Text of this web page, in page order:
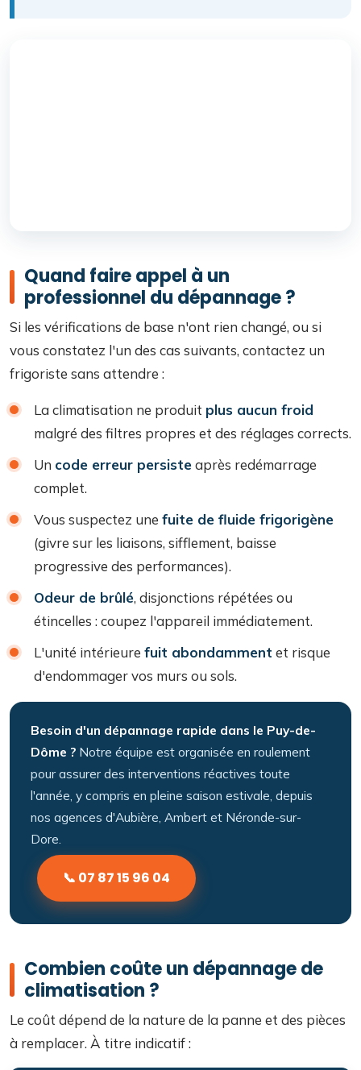
Quand faire appel à un
professionnel du dépannage ?
Si les vérifications de base n'ont rien changé, ou si
vous constatez l'un des cas suivants, contactez un
frigoriste sans attendre :
La climatisation ne produit plus aucun froid
malgré des filtres propres et des réglages corrects.
Un code erreur persisteaprès redémarrage
complet.
Vous suspectez une fuite de fluide frigorigène
(givre sur les liaisons, sifflement, baisse
progressive des performances).
Odeur de brûlé, disjonctions répétées ou
étincelles : coupez l'appareil immédiatement.
L'unité intérieure fuit abondamment et risque
d'endommager vos murs ou sols.
Besoin d'un dépannage rapide dans le Puy-de-
Dôme ? Notre équipe est organisée en roulement
pour assurer des interventions réactives toute
l'année, y compris en pleine saison estivale, depuis
nos agences d'Aubière, Ambert et Néronde-sur-
Dore.
📞 07 87 15 96 04
Combien coûte un dépannage de
climatisation ?
Le coût dépend de la nature de la panne et des pièces
à remplacer. À titre indicatif :